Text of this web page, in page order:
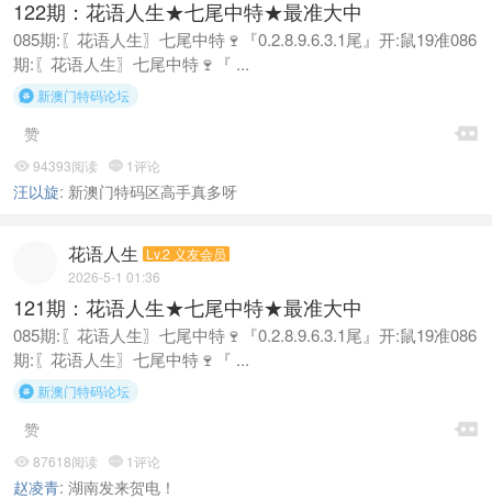
122期：花语人生★七尾中特★最准大中
085期:〖花语人生〗七尾中特🍷『0.2.8.9.6.3.1尾』开:鼠19准086
期:〖花语人生〗七尾中特🍷『 ...
 新澳门特码论坛

赞
94393阅读  1评论
汪以旋: 新澳门特码区高手真多呀
花语人生 Lv.2 义友会员
2026-5-1 01:36
121期：花语人生★七尾中特★最准大中
085期:〖花语人生〗七尾中特🍷『0.2.8.9.6.3.1尾』开:鼠19准086
期:〖花语人生〗七尾中特🍷『 ...
 新澳门特码论坛

赞
87618阅读  1评论
赵凌青: 湖南发来贺电！